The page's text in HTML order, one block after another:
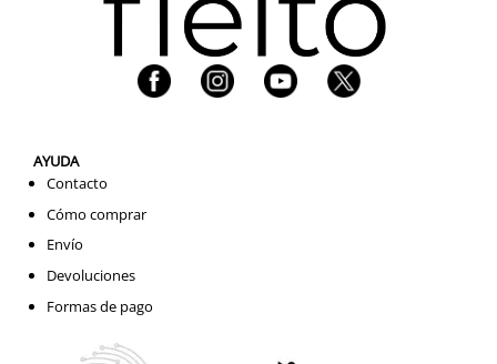
AYUDA
Contacto
Cómo comprar
Envío
Devoluciones
Formas de pago